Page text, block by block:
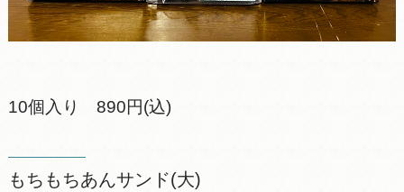
10個入り 890円(込)
もちもちあんサンド(大)